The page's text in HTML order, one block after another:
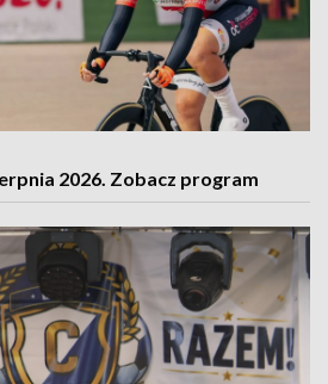
2026. Zobacz program